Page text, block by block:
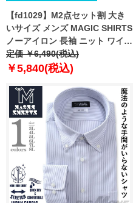
【fd1029】M2点セット割 大き
いサイズ メンズ MAGIC SHIRTS
ノーアイロン 長袖 ニット ワイシ
ャツ ボタンダウン 吸水速乾 スト
レッチ 日本製生地使用 ewma99-
定価 ￥6,490(税込)
￥5,840(税込)